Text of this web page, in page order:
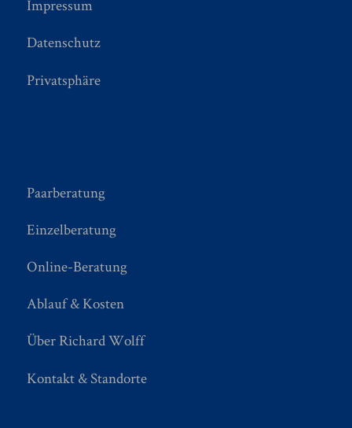
Impressum
Datenschutz
Privatsphäre
Paarberatung
Einzelberatung
Online-Beratung
Ablauf & Kosten
Über Richard Wolff
Kontakt & Standorte